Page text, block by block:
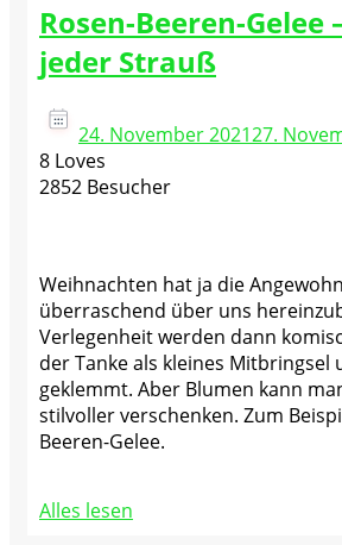
Rosen-Beeren-Gelee
jeder Strauß
24. November 202127.
8 Loves
2852 Besucher
Weihnachten hat ja die
überraschend über uns
Verlegenheit werden dann
der Tanke als kleines Mitbringsel
geklemmt. Aber Blumen kann
stilvoller verschenken. Zum
Beeren-Gelee.
Alles lesen